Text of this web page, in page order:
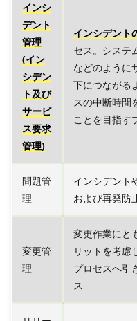
インシ
デント
管理
(イン
シデン
ト及び
サービ
ス要求
管理)
インシデント
セス。システ
などのように
下につながる
スの中断時間
ことを目指す
問題管
理
インシデント
および再発防
変更管
理
変更作業にと
リットを考慮
プロセスへ引
ス